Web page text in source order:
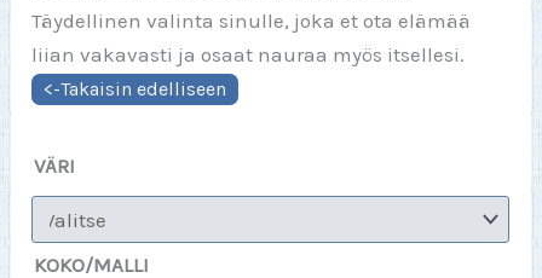
Täydellinen valinta sinulle, joka et ota elämää
liian vakavasti ja osaat nauraa myös itsellesi.
VÄRI
KOKO/MALLI